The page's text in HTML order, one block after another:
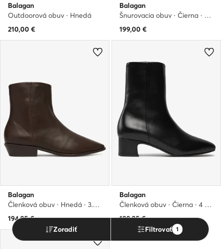
Balagan
Outdoorová obuv · Hnedá
210,00 €
Balagan
Šnurovacia obuv · Čierna · 4 cm
199,00 €
Balagan
Členková obuv · Hnedá · 3.5 cm
194,95€
Balagan
Členková obuv · Čierna · 4 cm
199,95€
Zoradiť
Filtrovať 1